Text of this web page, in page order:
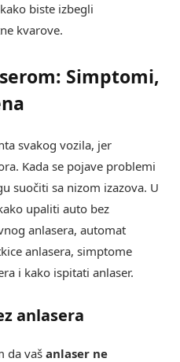
biste izbegli
kvarove.
Simptomi,
svakog vozila, jer
Kada se pojave problemi
suočiti sa nizom izazova. U
upaliti auto bez
anlasera, automat
anlasera, simptome
i kako ispitati anlaser.
anlasera
da vaš anlaser ne